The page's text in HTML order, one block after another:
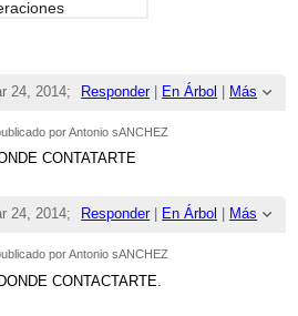
Responder| En Árbol | Más
24, 2014;
VENTA DE BARCO PARA DESGUACE
por Antonio sANCHEZ
CONTATARTE
Responder| En Árbol Más
24, 2014;
VENTA DE BARCO PARA DESGUACE
por Antonio sANCHEZ
CONTACTARTE.